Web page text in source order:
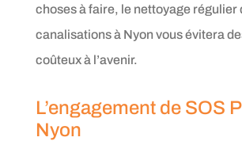
choses à faire, le nettoyage régulier
canalisations à Nyon vous évitera
coûteux à l’avenir.
L’engagement de SOS
Nyon